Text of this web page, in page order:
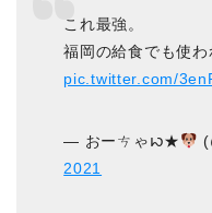
これ最強。
福岡の給食でも使
pic.twitter.com/
— おーㄘゃꩢ★
2021